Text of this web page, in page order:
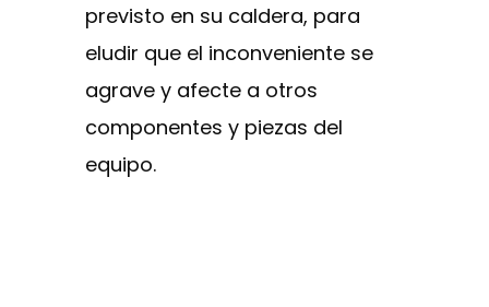
previsto en su caldera, para
eludir que el inconveniente se
agrave y afecte a otros
componentes y piezas del
equipo.